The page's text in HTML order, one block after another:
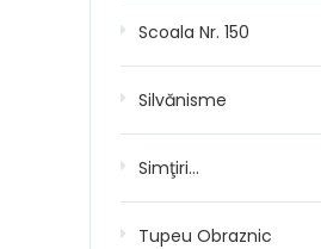
Scoala Nr. 150
Silvănisme
Simţiri…
Tupeu Obraznic